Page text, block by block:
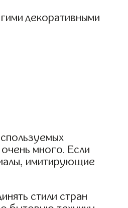
декоративными
много. Если
имитирующие
стили стран